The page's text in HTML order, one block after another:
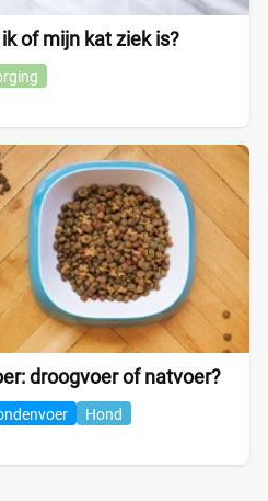
of mijn kat ziek is?
droogvoer of natvoer?
Hond